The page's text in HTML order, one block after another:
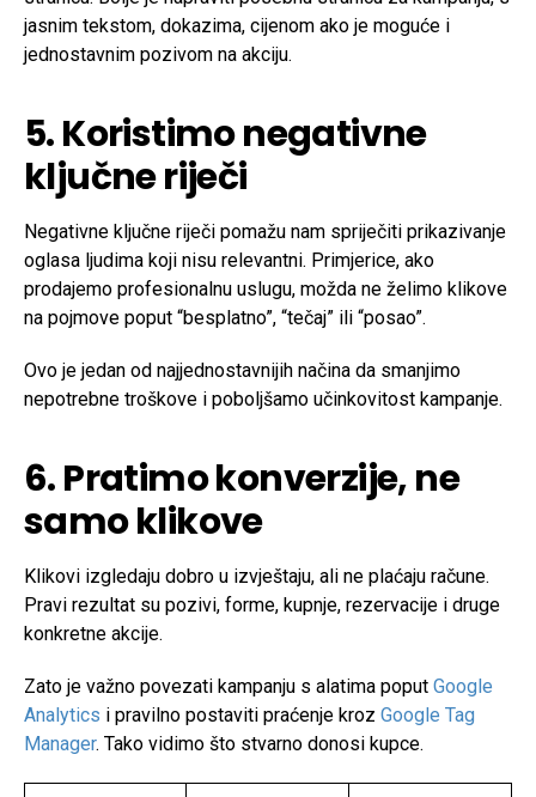
jasnim tekstom, dokazima, cijenom ako je moguće i
jednostavnim pozivom na akciju.
5. Koristimo negativne
ključne riječi
Negativne ključne riječi pomažu nam spriječiti prikazivanje
oglasa ljudima koji nisu relevantni. Primjerice, ako
prodajemo profesionalnu uslugu, možda ne želimo klikove
na pojmove poput “besplatno”, “tečaj” ili “posao”.
Ovo je jedan od najjednostavnijih načina da smanjimo
nepotrebne troškove i poboljšamo učinkovitost kampanje.
6. Pratimo konverzije, ne
samo klikove
Klikovi izgledaju dobro u izvještaju, ali ne plaćaju račune.
Pravi rezultat su pozivi, forme, kupnje, rezervacije i druge
konkretne akcije.
Zato je važno povezati kampanju s alatima poput Google
Analytics i pravilno postaviti praćenje kroz Google Tag
Manager. Tako vidimo što stvarno donosi kupce.